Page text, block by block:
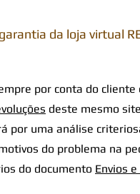
da loja virtual
por conta do cliente
deste mesmo
por uma análise
do problema na
do documento Envios